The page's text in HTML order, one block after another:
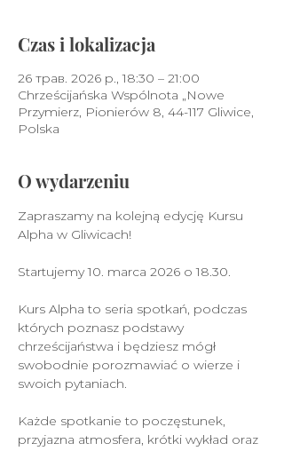
Czas i lokalizacja
26 трав. 2026 р., 18:30 – 21:00
Chrześcijańska Wspólnota „Nowe
Przymierz, Pionierów 8, 44-117 Gliwice,
Polska
O wydarzeniu
Zapraszamy na kolejną edycję Kursu
Alpha w Gliwicach!
Startujemy 10. marca 2026 o 18.30.
Kurs Alpha to seria spotkań, podczas
których poznasz podstawy
chrześcijaństwa i będziesz mógł
swobodnie porozmawiać o wierze i
swoich pytaniach.
Każde spotkanie to poczęstunek,
przyjazna atmosfera, krótki wykład oraz